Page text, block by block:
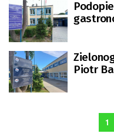
Piotr
1